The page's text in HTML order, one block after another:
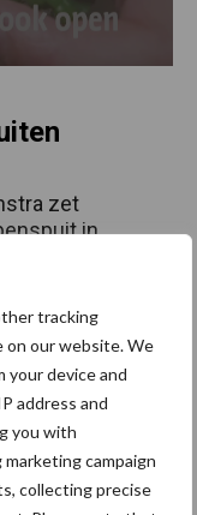
tracking
on our website. We
your device and
address and
you with
campaign
collecting precise
zet
in
voor